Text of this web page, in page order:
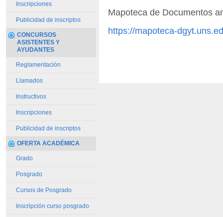
Inscripciones
Publicidad de inscriptos
CONCURSOS
ASISTENTES Y
AYUDANTES
Reglamentación
Llamados
Instructivos
Inscripciones
Publicidad de inscriptos
OFERTA ACADÉMICA
Grado
Posgrado
Cursos de Posgrado
Inscripción curso posgrado
Mapoteca de Documentos
https://mapoteca-